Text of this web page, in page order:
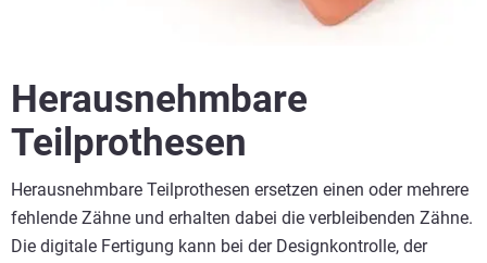
Herausnehmbare
Teilprothesen
Herausnehmbare Teilprothesen ersetzen einen oder mehrere
fehlende Zähne und erhalten dabei die verbleibenden Zähne.
Die digitale Fertigung kann bei der Designkontrolle, der